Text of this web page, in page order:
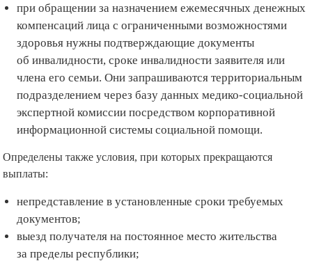
при обращении за назначением ежемесячных денежных
компенсаций лица с ограниченными возможностями
здоровья нужны подтверждающие документы
об инвалидности, сроке инвалидности заявителя или
члена его семьи. Они запрашиваются территориальным
подразделением через базу данных медико-социальной
экспертной комиссии посредством корпоративной
информационной системы социальной помощи.
Определены также условия, при которых прекращаются
выплаты:
непредставление в установленные сроки требуемых
документов;
выезд получателя на постоянное место жительства
за пределы республики;